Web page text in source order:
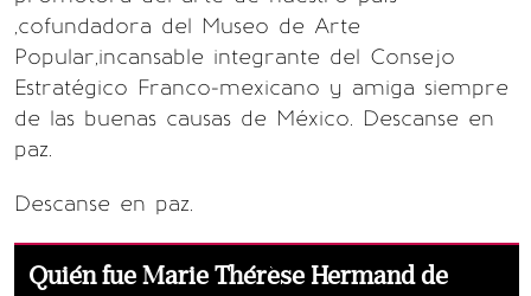
,cofundadora del Museo de Arte
Popular,incansable integrante del Consejo
Estratégico Franco-mexicano y amiga siempre
de las buenas causas de México. Descanse en
paz.
Descanse en paz.
Quién fue Marie Thérèse Hermand de